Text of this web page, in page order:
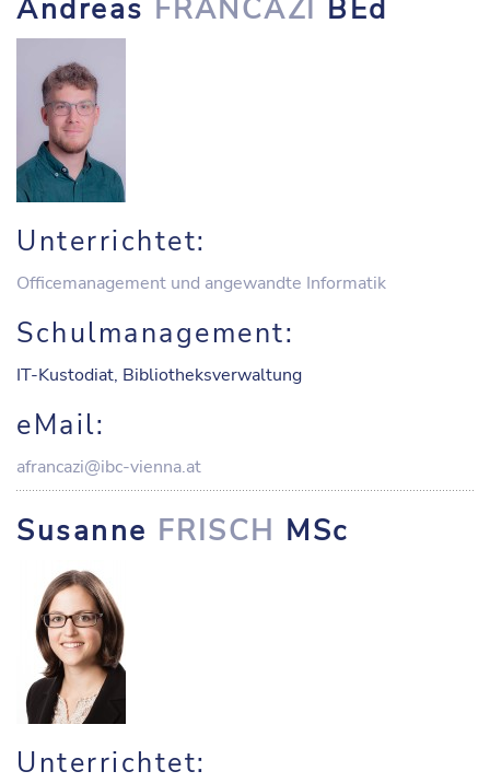
Andreas FRANCAZI BEd
Unterrichtet:
Officemanagement und angewandte Informatik
Schulmanagement:
IT-Kustodiat, Bibliotheksverwaltung
eMail:
afrancazi@ibc-vienna.at
Susanne FRISCH MSc
Unterrichtet: